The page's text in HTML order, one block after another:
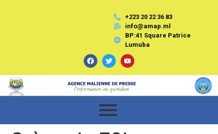
+223 20 22 36 83
info@amap.ml
BP:41 Square Patrice
Lumuba